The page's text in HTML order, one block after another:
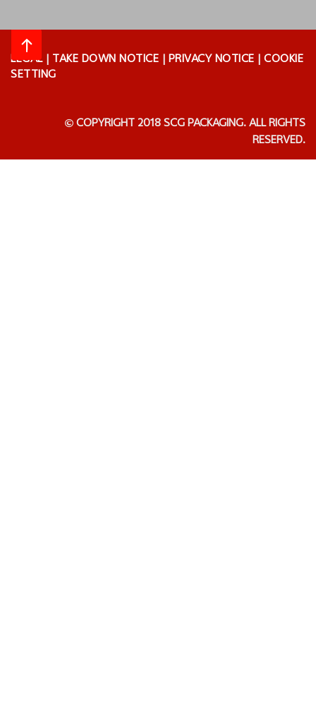
LEGAL| TAKE DOWN NOTICE | PRIVACY NOTICE | COOKIE
SETTING
COPYRIGHT 2018 SCG PACKAGING. ALL RIGHTS
RESERVED.